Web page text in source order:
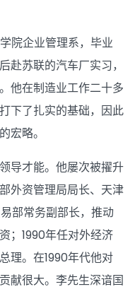
院企业管理系，毕业
赴苏联的汽车厂实习，
他在制造业工作二十多
下了扎实的基础，因此
宏略。
导才能。他屡次被擢升
外资管理局局长、天津
部常务副部长，推动
；1990年任对外经济
理。在1990年代他对
献很大。李先生深谙国